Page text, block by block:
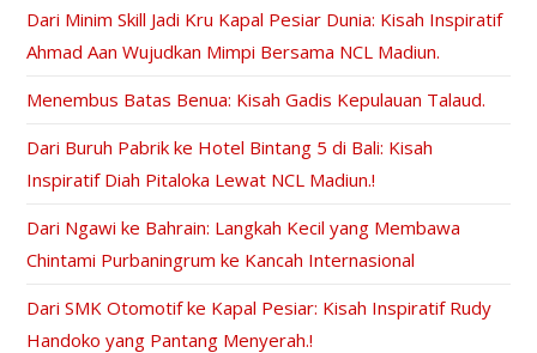
Dari Minim Skill Jadi Kru Kapal Pesiar Dunia: Kisah Inspiratif
Ahmad Aan Wujudkan Mimpi Bersama NCL Madiun.
Menembus Batas Benua: Kisah Gadis Kepulauan Talaud.
Dari Buruh Pabrik ke Hotel Bintang 5 di Bali: Kisah
Inspiratif Diah Pitaloka Lewat NCL Madiun.!
Dari Ngawi ke Bahrain: Langkah Kecil yang Membawa
Chintami Purbaningrum ke Kancah Internasional
Dari SMK Otomotif ke Kapal Pesiar: Kisah Inspiratif Rudy
Handoko yang Pantang Menyerah.!